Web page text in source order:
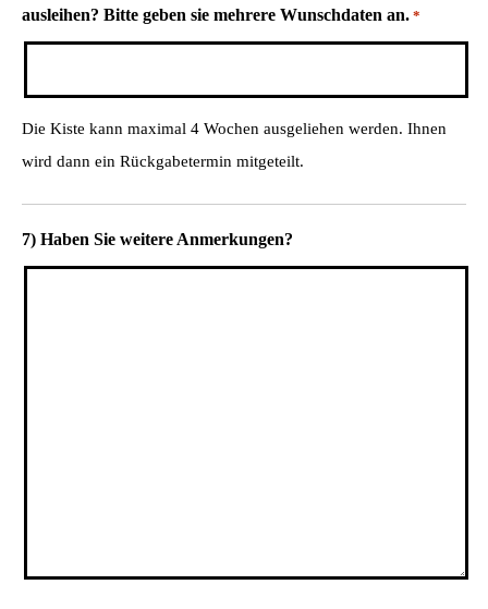
ausleihen? Bitte geben sie mehrere Wunschdaten an. *
Die Kiste kann maximal 4 Wochen ausgeliehen werden. Ihnen
wird dann ein Rückgabetermin mitgeteilt.
7) Haben Sie weitere Anmerkungen?